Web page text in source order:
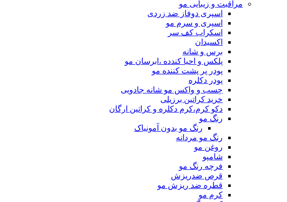
مراقبت و زیبایی مو
اسپری دوفاز ضد زردی
اسپری و سرم مو
اسکراب کف سر
اکسیدان
برس و شانه
پلکس و احیا کندده ،ابرسان مو
پودر پر پشت کننده مو
پودر دکلره
چسب و واکس مو شانه جادویی
خرید کراتین برزیلی
دکو کرم،کرم دکلره و کراتین ارگان
رنگ مو
رنگ مو بدون آمونیاک
رنگ مو مردانه
روغن مو
شامپو
فرچه رنگ مو
قرص ضدریزش
قطره ضد ریزش مو
کرم مو